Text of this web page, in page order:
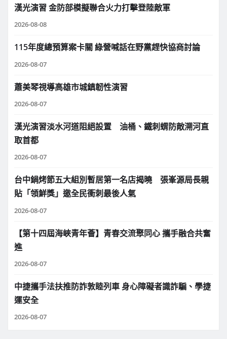
漢光演習 金防部模擬聯合火力打擊登陸敵軍
2026-08-08
115年度總預算案卡關 綠營喊話在野黨趕快協商討論
2026-08-07
蕭美琴視導高雄市城鎮韌性演習
2026-08-07
漢光演習淡水河道阻絕設置 油桶、鐵刺蝟防敵溯河直
取首都
2026-08-07
台中鍋烤節五大組別暫居第一名店揭曉 張峯源局長親
貼「領鮮獎」邀全民衝刺最後人氣
2026-08-07
【第十四屆海峽青年薈】青春交流聚同心 攜手融合共奮
進
2026-08-07
中捷攜手法扶推防詐敦睦列車 身心障礙者識詐騙、學捷
運安全
2026-08-07